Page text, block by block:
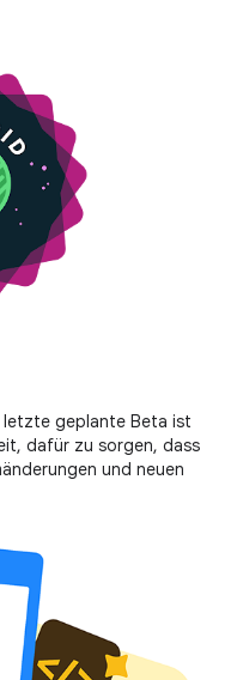
letzte geplante Beta ist
dafür zu sorgen, dass
und neuen